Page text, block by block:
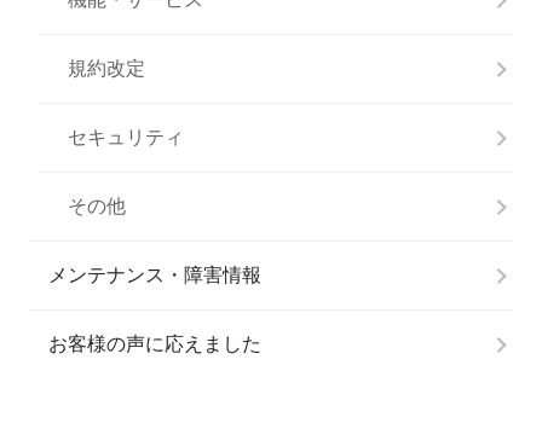
規約改定
セキュリティ
その他
メンテナンス・障害情報
お客様の声に応えました